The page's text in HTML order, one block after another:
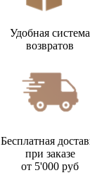
Удобная система
возвратов
Бесплатная
при заказе
от 5'000 руб